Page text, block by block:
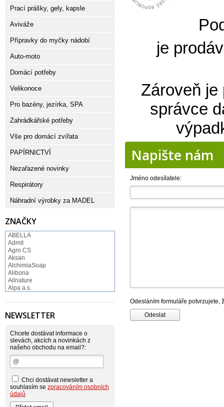
je
Zároveň je
správce
Napište nám
Jméno odesílatele:
Odesláním formuláře potvrzujete,
Prací prášky, gely, kapsle
Aviváže
Přípravky do myčky nádobí
Auto-moto
Domácí potřeby
Velikonoce
Pro bazény, jezírka, SPA
Zahrádkářské potřeby
Vše pro domácí zvířata
PAPÍRNICTVÍ
Nezařazené novinky
Respirátory
Náhradní výrobky za MADEL
ZNAČKY
ABELLA
Admit
Agro CS
Aksan
AlchimiaSoap
Alibona
Allnature
Alpa a.s.
Alufix
Astonish
Atlantic
AutoMax Group
Axcentive
BaL
Bateria
Beauty Lille
Beiersdorf - Nivea
Bella
Benkor
NEWSLETTER
Chcete dostávat informace o
slevách, akcích a novinkách z
našeho obchodu na email?:
Chci dostávat newsletter a
souhlasím se zpracováním osobních
údajů